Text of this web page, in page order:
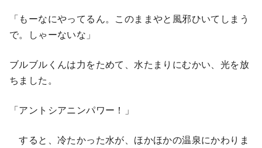
「もーなにやってるん。このままやと風邪ひいてしまう
で。しゃーないな」
ブルブルくんは力をためて、水たまりにむかい、光を放
ちました。
「アントシアニンパワー！」
すると、冷たかった水が、ほかほかの温泉にかわりま